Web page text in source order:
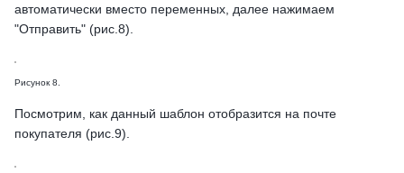
автоматически вместо переменных, далее нажимаем
"Отправить" (рис.8).
Рисунок 8.
Посмотрим, как данный шаблон отобразится на почте
покупателя (рис.9).